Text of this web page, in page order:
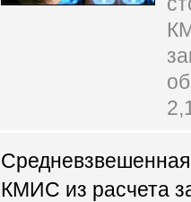
КМИС из расчета